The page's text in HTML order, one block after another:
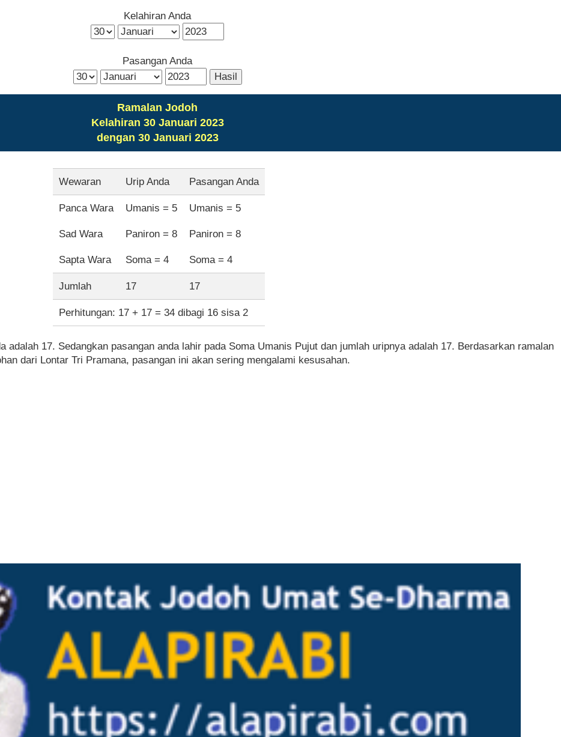
Kelahiran Anda
Pasangan Anda
Ramalan Jodoh
Kelahiran 30 Januari 2023
dengan 30 Januari 2023
Wewaran Urip Anda Pasangan Anda
Panca Wara Umanis = 5 Umanis = 5
Sad Wara Paniron = 8 Paniron = 8
Sapta Wara Soma = 4 Soma = 4
Jumlah 17 17
Perhitungan: 17 + 17 = 34 dibagi 16 sisa 2
adalah 17. Sedangkan pasangan anda lahir pada Soma Umanis Pujut dan jumlah uripnya adalah 17. Berdasarkan ramalan
dari Lontar Tri Pramana, pasangan ini akan sering mengalami kesusahan.